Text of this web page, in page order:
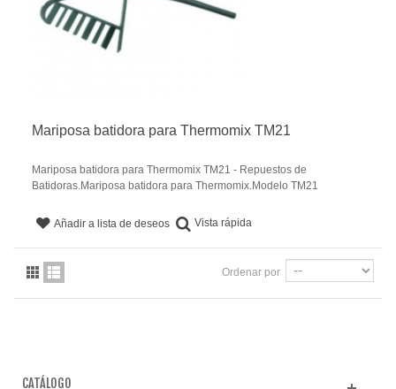
Mariposa batidora para Thermomix TM21
Mariposa batidora para Thermomix TM21 - Repuestos de
Batidoras.Mariposa batidora para Thermomix.Modelo TM21
Añadir a lista de deseos Vista rápida
Ordenar por
CATÁLOGO